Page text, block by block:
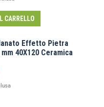
CARRELLO
Effetto Pietra
40X120 Ceramica